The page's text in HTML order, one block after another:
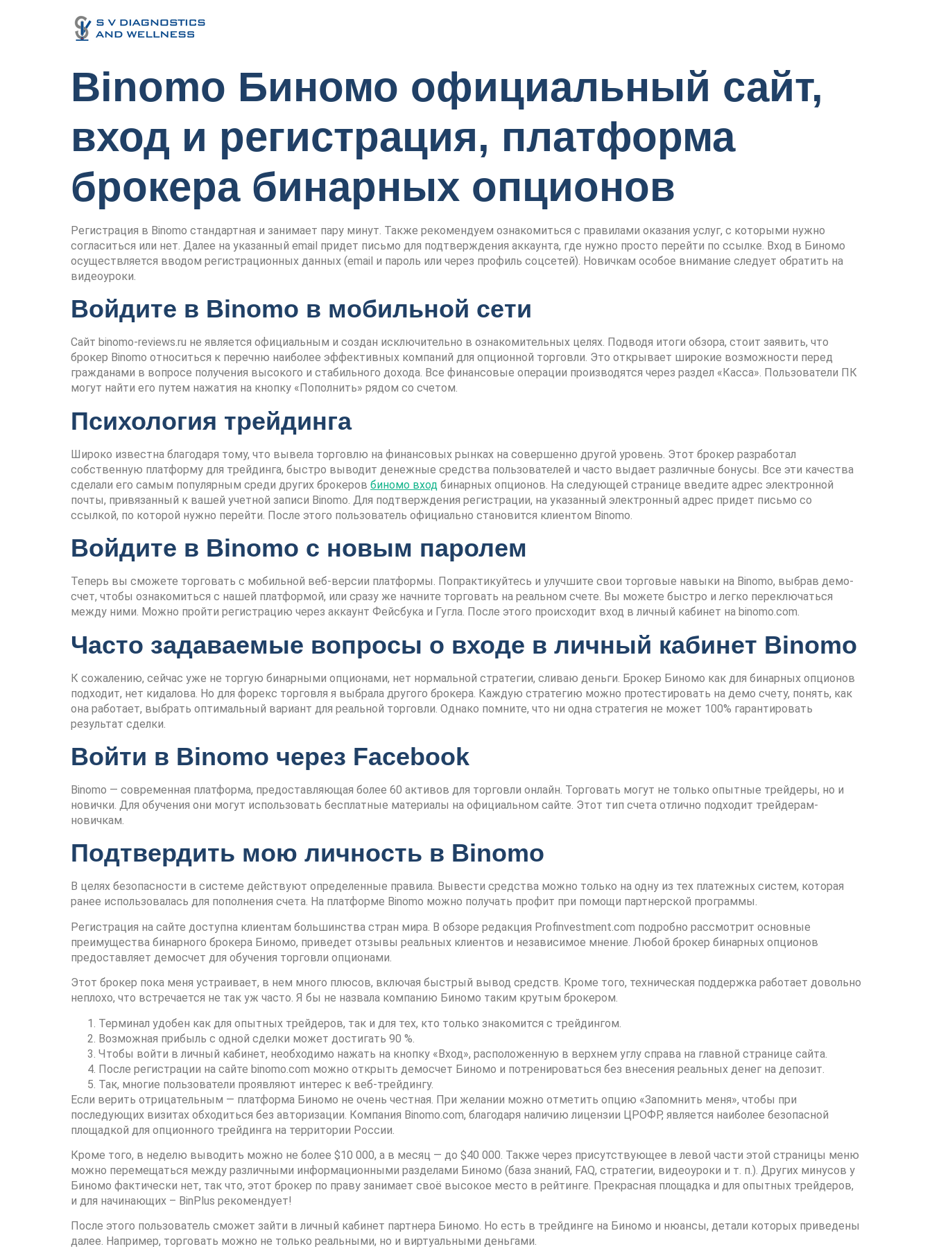
Binomo Биномо официальный сайт,
вход и регистрация, платформа
брокера бинарных опционов
Регистрация в Binomo стандартная и занимает пару минут. Также рекомендуем ознакомиться с правилами оказания услуг, с которыми нужно
согласиться или нет. Далее на указанный email придет письмо для подтверждения аккаунта, где нужно просто перейти по ссылке. Вход в Биномо
осуществляется вводом регистрационных данных (email и пароль или через профиль соцсетей). Новичкам особое внимание следует обратить на
видеоуроки.
Войдите в Binomo в мобильной сети
Сайт binomo-reviews.ru не является официальным и создан исключительно в ознакомительных целях. Подводя итоги обзора, стоит заявить, что
брокер Binomo относиться к перечню наиболее эффективных компаний для опционной торговли. Это открывает широкие возможности перед
гражданами в вопросе получения высокого и стабильного дохода. Все финансовые операции производятся через раздел «Касса». Пользователи ПК
могут найти его путем нажатия на кнопку «Пополнить» рядом со счетом.
Психология трейдинга
Широко известна благодаря тому, что вывела торговлю на финансовых рынках на совершенно другой уровень. Этот брокер разработал
собственную платформу для трейдинга, быстро выводит денежные средства пользователей и часто выдает различные бонусы. Все эти качества
сделали его самым популярным среди других брокеров биномо вход бинарных опционов. На следующей странице введите адрес электронной
почты, привязанный к вашей учетной записи Binomo. Для подтверждения регистрации, на указанный электронный адрес придет письмо со
ссылкой, по которой нужно перейти. После этого пользователь официально становится клиентом Binomo.
Войдите в Binomo с новым паролем
Теперь вы сможете торговать с мобильной веб-версии платформы. Попрактикуйтесь и улучшите свои торговые навыки на Binomo, выбрав демо-
счет, чтобы ознакомиться с нашей платформой, или сразу же начните торговать на реальном счете. Вы можете быстро и легко переключаться
между ними. Можно пройти регистрацию через аккаунт Фейсбука и Гугла. После этого происходит вход в личный кабинет на binomo.com.
Часто задаваемые вопросы о входе в личный кабинет Binomo
К сожалению, сейчас уже не торгую бинарными опционами, нет нормальной стратегии, сливаю деньги. Брокер Биномо как для бинарных опционов
подходит, нет кидалова. Но для форекс торговля я выбрала другого брокера. Каждую стратегию можно протестировать на демо счету, понять, как
она работает, выбрать оптимальный вариант для реальной торговли. Однако помните, что ни одна стратегия не может 100% гарантировать
результат сделки.
Войти в Binomo через Facebook
Binomo — современная платформа, предоставляющая более 60 активов для торговли онлайн. Торговать могут не только опытные трейдеры, но и
новички. Для обучения они могут использовать бесплатные материалы на официальном сайте. Этот тип счета отлично подходит трейдерам-
новичкам.
Подтвердить мою личность в Binomo
В целях безопасности в системе действуют определенные правила. Вывести средства можно только на одну из тех платежных систем, которая
ранее использовалась для пополнения счета. На платформе Binomo можно получать профит при помощи партнерской программы.
Регистрация на сайте доступна клиентам большинства стран мира. В обзоре редакция Profinvestment.com подробно рассмотрит основные
преимущества бинарного брокера Биномо, приведет отзывы реальных клиентов и независимое мнение. Любой брокер бинарных опционов
предоставляет демосчет для обучения торговли опционами.
Этот брокер пока меня устраивает, в нем много плюсов, включая быстрый вывод средств. Кроме того, техническая поддержка работает довольно
неплохо, что встречается не так уж часто. Я бы не назвала компанию Биномо таким крутым брокером.
Терминал удобен как для опытных трейдеров, так и для тех, кто только знакомится с трейдингом.
Возможная прибыль с одной сделки может достигать 90 %.
Чтобы войти в личный кабинет, необходимо нажать на кнопку «Вход», расположенную в верхнем углу справа на главной странице сайта.
После регистрации на сайте binomo.com можно открыть демосчет Биномо и потренироваться без внесения реальных денег на депозит.
Так, многие пользователи проявляют интерес к веб-трейдингу.
Если верить отрицательным — платформа Биномо не очень честная. При желании можно отметить опцию «Запомнить меня», чтобы при
последующих визитах обходиться без авторизации. Компания Binomo.com, благодаря наличию лицензии ЦРОФР, является наиболее безопасной
площадкой для опционного трейдинга на территории России.
Кроме того, в неделю выводить можно не более $10 000, а в месяц — до $40 000. Также через присутствующее в левой части этой страницы меню
можно перемещаться между различными информационными разделами Биномо (база знаний, FAQ, стратегии, видеоуроки и т. п.). Других минусов у
Биномо фактически нет, так что, этот брокер по праву занимает своё высокое место в рейтинге. Прекрасная площадка и для опытных трейдеров,
и для начинающих – BinPlus рекомендует!
После этого пользователь сможет зайти в личный кабинет партнера Биномо. Но есть в трейдинге на Биномо и нюансы, детали которых приведены
далее. Например, торговать можно не только реальными, но и виртуальными деньгами.